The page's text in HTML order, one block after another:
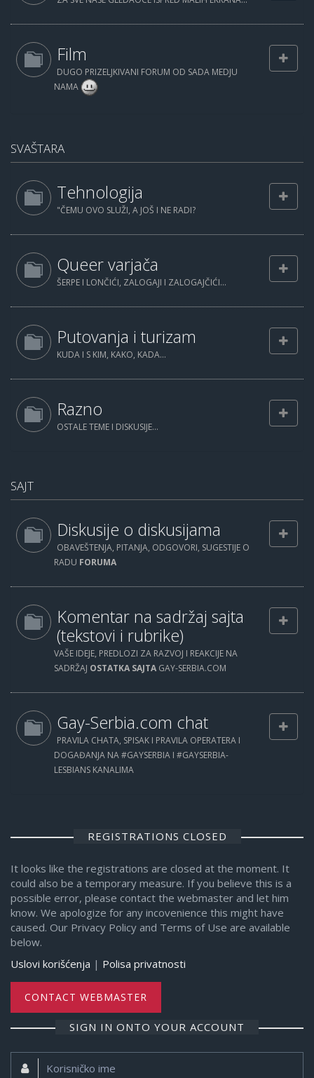
Film
DUGO PRIZELJKIVANI FORUM OD SADA MEDJU
NAMA
SVAŠTARA
Tehnologija
"ČEMU OVO SLUŽI, A JOŠ I NE RADI?
Queer varjača
ŠERPE I LONČIĆI, ZALOGAJI I ZALOGAJČIĆI...
Putovanja i turizam
KUDA I S KIM, KAKO, KADA...
Razno
OSTALE TEME I DISKUSIJE...
SAJT
Diskusije o diskusijama
OBAVEŠTENJA, PITANJA, ODGOVORI, SUGESTIJE O
RADU FORUMA
Komentar na sadržaj sajta
(tekstovi i rubrike)
VAŠE IDEJE, PREDLOZI ZA RAZVOJ I REAKCIJE NA
SADRŽAJ OSTATKA SAJTA GAY-SERBIA.COM
Gay-Serbia.com chat
PRAVILA CHATA, SPISAK I PRAVILA OPERATERA I
DOGAĐANJA NA #GAYSERBIA I #GAYSERBIA-
LESBIANS KANALIMA
REGISTRATIONS CLOSED
It looks like the registrations are closed at the moment. It
could also be a temporary measure. If you believe this is a
possible error, please contact the webmaster and let him
know. We apologize for any incovenience this might have
caused. Our Privacy Policy and Terms of Use are available
below.
Uslovi korišćenja | Polisa privatnosti
CONTACT WEBMASTER
SIGN IN ONTO YOUR ACCOUNT
Korisničko